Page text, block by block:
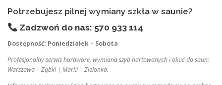
Potrzebujesz pilnej wymiany szkła w saunie?
Zadzwoń do nas: 570 933 114
Dostępność: Poniedziałek – Sobota
Profesjonalny serwis hardware, wymiana szyb hartowanych i okuć do saun:
Warszawa | Ząbki | Marki | Zielonka.